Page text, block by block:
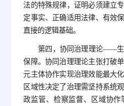
法的特殊规律，证明必须建立
定事实、正确适用法律、有效
直接的逻辑基础。
第四，协同治理理论——
保障。协同治理理论主张打破
元主体协作实现治理效能最大
区域性决定了治理需坚持系统
政监管、检察监督、区域协